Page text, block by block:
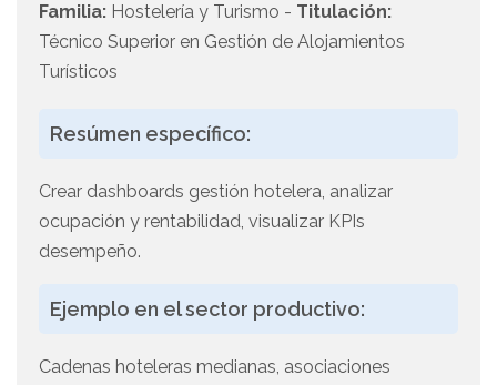
Familia: Hostelería y Turismo - Titulación:
Técnico Superior en Gestión de Alojamientos
Turísticos
Resúmen específico:
Crear dashboards gestión hotelera, analizar
ocupación y rentabilidad, visualizar KPIs
desempeño.
Ejemplo en el sector productivo:
Cadenas hoteleras medianas, asociaciones